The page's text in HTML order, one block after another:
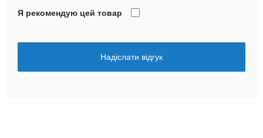
Я рекомендую цей товар
Надіслати відгук